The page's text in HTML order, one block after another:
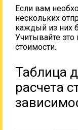
Если вам
нескольких
каждый из них
Учитывайте это
стоимости.
Таблица
расчета